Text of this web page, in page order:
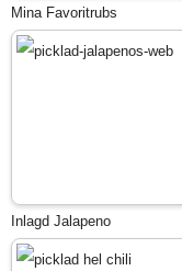
Mina Favoritrubs
Inlagd Jalapeno